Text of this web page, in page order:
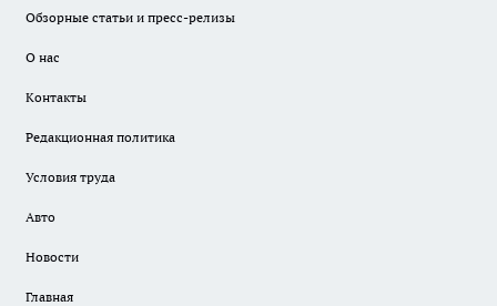
Обзорные статьи и пресс-релизы
О нас
Контакты
Редакционная политика
Условия труда
Авто
Новости
Главная